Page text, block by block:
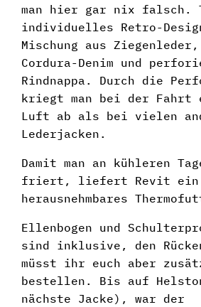
man hier gar nix falsch.
individuelles Retro-
Mischung aus
Cordura-Denim und
Rindnappa. Durch die
kriegt man bei der Fahrt
Luft ab als bei vielen
Lederjacken.
Damit man an kühleren
friert, liefert Revit ein
herausnehmbares
Ellenbogen und
sind inklusive, den
müsst ihr euch aber
bestellen. Bis auf
nächste Jacke), war der